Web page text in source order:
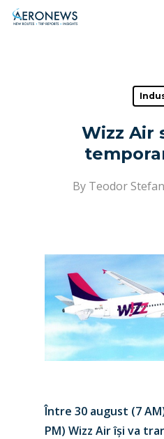
Hit enter to search or
Wizz Air
By Teodor Stefan
Între 30 august (7
PM) Wizz Air își va